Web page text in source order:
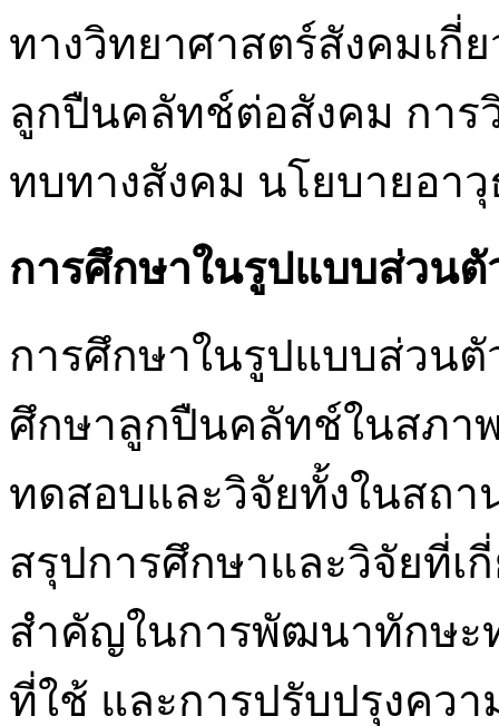
ทางวิทยาศาสตร์สังคมเกี่
ลูกปืนคลัทช์ต่อสังคม การ
ทบทางสังคม นโยบายอา
การศึกษาในรูปแบบส่วนตั
การศึกษาในรูปแบบส่วน
ศึกษาลูกปืนคลัทช์ในสภา
ทดสอบและวิจัยทั้งในสถา
สรุปการศึกษาและวิจัยที่
สำคัญในการพัฒนาทักษะ
ที่ใช้ และการปรับปรุงคว